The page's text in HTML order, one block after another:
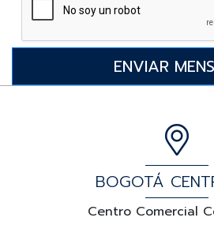
BOGOTÁ
Centro Comercial